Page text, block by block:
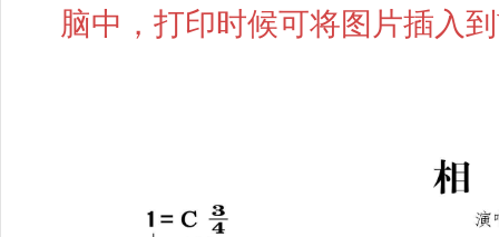
脑中，打印时候可将图片插入